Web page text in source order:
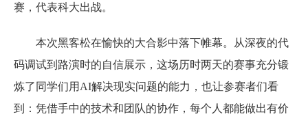
赛，代表科大出战。
本次黑客松在愉快的大合影中落下帷幕。从深夜的代
码调试到路演时的自信展示，这场历时两天的赛事充分锻
炼了同学们用AI解决现实问题的能力，也让参赛者们看
到：凭借手中的技术和团队的协作，每个人都能做出有价